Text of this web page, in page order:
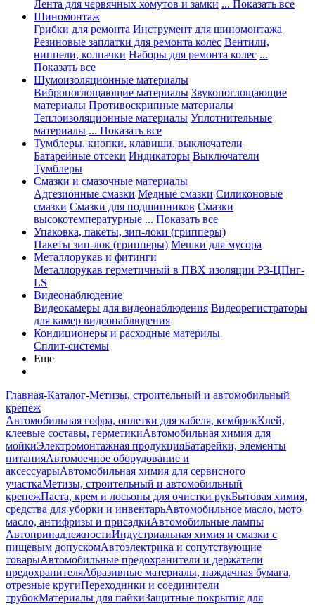
Лента для червячных хомутов и замки ... Показать все
Шиномонтаж
Грибки для ремонта Инструмент для шиномонтажа
Резиновые заплатки для ремонта колес Вентили,
ниппели, колпачки Наборы для ремонта колес ...
Показать все
Шумоизоляционные материалы
Вибропоглощающие материалы Звукопоглощающие
материалы Противоскрипные материалы
Теплоизоляционные материалы Уплотнительные
материалы ... Показать все
Тумблеры, кнопки, клавиши, выключатели
Батарейные отсеки Индикаторы Выключатели
Тумблеры
Смазки и смазочные материалы
Адгезионные смазки Медные смазки Силиконовые
смазки Смазки для подшипников Смазки
высокотемпературные ... Показать все
Упаковка, пакеты, зип-локи (грипперы)
Пакеты зип-лок (грипперы) Мешки для мусора
Металлорукав и фитинги
Металлорукав герметичный в ПВХ изоляции Р3-ЦПнг-
LS
Видеонаблюдение
Видеокамеры для видеонаблюдения Видеорегистраторы
для камер видеонаблюдения
Кондиционеры и расходные материлы
Сплит-системы
Еще
Главная-Каталог-Метизы, строительный и автомобильный
крепеж
Автомобильная гофра, оплетки для кабеля, кембрикКлей,
клеевые составы, герметикиАвтомобильная химия для
мойкиЭлектромонтажная продукцияБатарейки, элементы
питанияАвтомоечное оборудование и
аксессуарыАвтомобильная химия для сервисного
участкаМетизы, строительный и автомобильный
крепежПаста, крем и лосьоны для очистки рукБытовая химия,
средства для уборки и инвентарьАвтомобильное масло, мото
масло, антифризы и присадкиАвтомобильные лампы
АвтопринадлежностиИндустриальная химия и смазки с
пищевым допускомАвтоэлектрика и сопутствующие
товарыАвтомобильные предохранители и держатели
предохранителяАбразивные материалы, наждачная бумага,
отрезные кругиПереходники и соединители
трубокМатериалы для пайкиЗащитные покрытия для